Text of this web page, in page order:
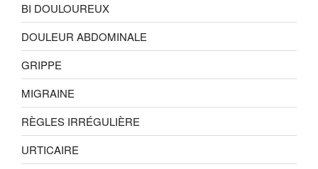
BI DOULOUREUX
DOULEUR ABDOMINALE
GRIPPE
MIGRAINE
RÈGLES IRRÉGULIÈRE
URTICAIRE